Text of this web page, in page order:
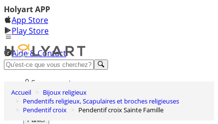
Holyart APP
App Store
Play Store
Aide & Contact
Découvrez Premium
Se connecter
Liste des envies
0
Panier
Accueil
Bijoux religieux
Pendentifs religieux, Scapulaires et broches religieuses
Pendentif croix
Pendentif croix Sainte Famille